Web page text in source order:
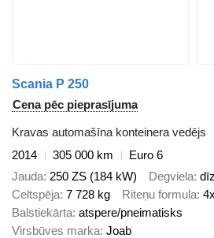
Scania P 250
Cena pēc pieprasījuma
Kravas automašīna konteinera vedējs
2014
305 000 km
Euro 6
Jauda 250 ZS (184 kW) Degviela
Celtspēja 7 728 kg Riteņu formula
Balstiekārta atspere/pneimatisks
Virsbūves marka Joab